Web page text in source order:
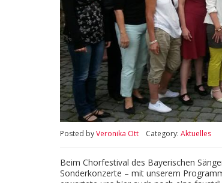
Posted byVeronika Ott Category: Aktuelles
Beim Chorfestival des Bayerischen
Sonderkonzerte – mit unserem